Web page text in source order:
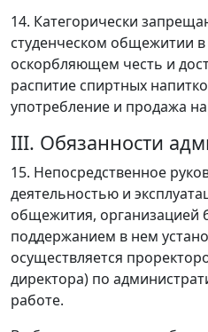
14. Категорически
студенческом общежитии
оскорбляющем честь и
распитие спиртных
употребление и продажа
III. Обязанности
15. Непосредственное
деятельностью и
общежития,
поддержанием в нем
осуществляется
директора) по
работе.